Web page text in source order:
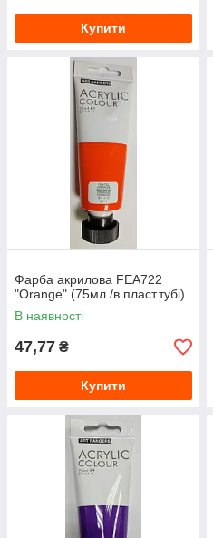
Купити
Фарба акрилова FEA722
"Orange" (75мл./в пласт.тубі)
В наявності
47,77 ₴
Купити